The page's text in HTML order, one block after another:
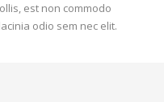
est non commodo
odio sem nec elit.